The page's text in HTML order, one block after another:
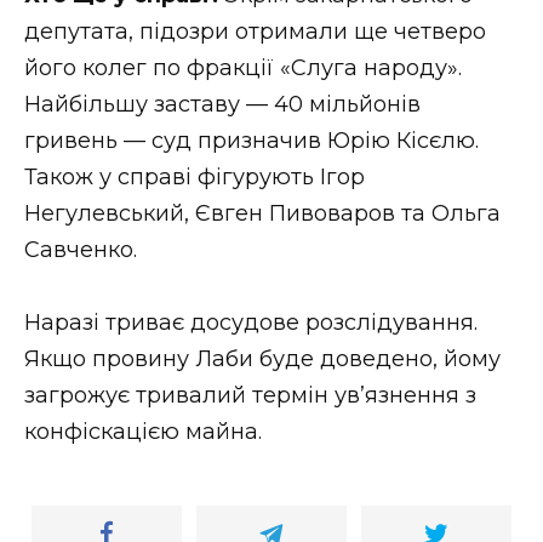
депутата, підозри отримали ще четверо
його колег по фракції «Слуга народу».
Найбільшу заставу — 40 мільйонів
гривень — суд призначив Юрію Кісєлю.
Також у справі фігурують Ігор
Негулевський, Євген Пивоваров та Ольга
Савченко.
Наразі триває досудове розслідування.
Якщо провину Лаби буде доведено, йому
загрожує тривалий термін ув’язнення з
конфіскацією майна.